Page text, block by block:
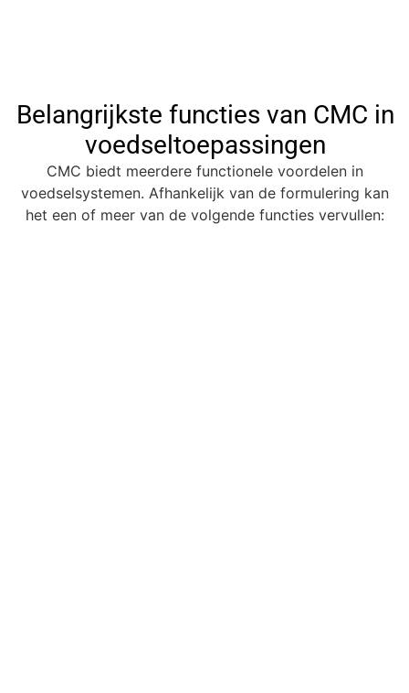
Belangrijkste functies van CMC in
voedseltoepassingen
CMC biedt meerdere functionele voordelen in
voedselsystemen. Afhankelijk van de formulering kan
het een of meer van de volgende functies vervullen: